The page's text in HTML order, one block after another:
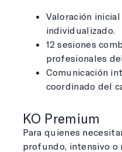
Valoración
individualizado.
12 sesiones
profesionales
Comunicación
coordinado del
KO Premium
Para quienes
profundo, intensivo